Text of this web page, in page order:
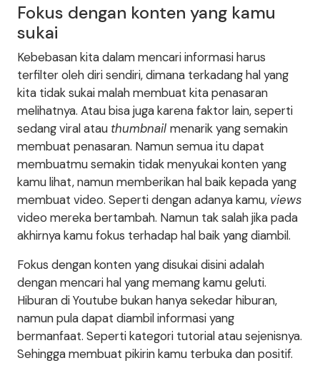
Fokus dengan konten yang kamu
sukai
Kebebasan kita dalam mencari informasi harus
terfilter oleh diri sendiri, dimana terkadang hal yang
kita tidak sukai malah membuat kita penasaran
melihatnya. Atau bisa juga karena faktor lain, seperti
sedang viral atau thumbnail menarik yang semakin
membuat penasaran. Namun semua itu dapat
membuatmu semakin tidak menyukai konten yang
kamu lihat, namun memberikan hal baik kepada yang
membuat video. Seperti dengan adanya kamu, views
video mereka bertambah. Namun tak salah jika pada
akhirnya kamu fokus terhadap hal baik yang diambil.
Fokus dengan konten yang disukai disini adalah
dengan mencari hal yang memang kamu geluti.
Hiburan di Youtube bukan hanya sekedar hiburan,
namun pula dapat diambil informasi yang
bermanfaat. Seperti kategori tutorial atau sejenisnya.
Sehingga membuat pikirin kamu terbuka dan positif.